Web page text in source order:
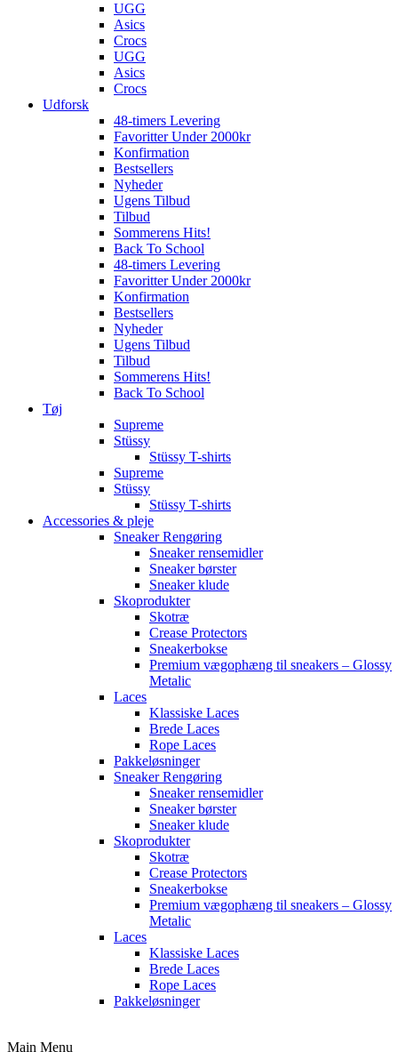
UGG
Asics
Crocs
UGG
Asics
Crocs
Udforsk
48-timers Levering
Favoritter Under 2000kr
Konfirmation
Bestsellers
Nyheder
Ugens Tilbud
Tilbud
Sommerens Hits!
Back To School
48-timers Levering
Favoritter Under 2000kr
Konfirmation
Bestsellers
Nyheder
Ugens Tilbud
Tilbud
Sommerens Hits!
Back To School
Tøj
Supreme
Stüssy
Stüssy T-shirts
Supreme
Stüssy
Stüssy T-shirts
Accessories & pleje
Sneaker Rengøring
Sneaker rensemidler
Sneaker børster
Sneaker klude
Skoprodukter
Skotræ
Crease Protectors
Sneakerbokse
Premium vægophæng til sneakers – Glossy
Metalic
Laces
Klassiske Laces
Brede Laces
Rope Laces
Pakkeløsninger
Sneaker Rengøring
Sneaker rensemidler
Sneaker børster
Sneaker klude
Skoprodukter
Skotræ
Crease Protectors
Sneakerbokse
Premium vægophæng til sneakers – Glossy
Metalic
Laces
Klassiske Laces
Brede Laces
Rope Laces
Pakkeløsninger
Main Menu